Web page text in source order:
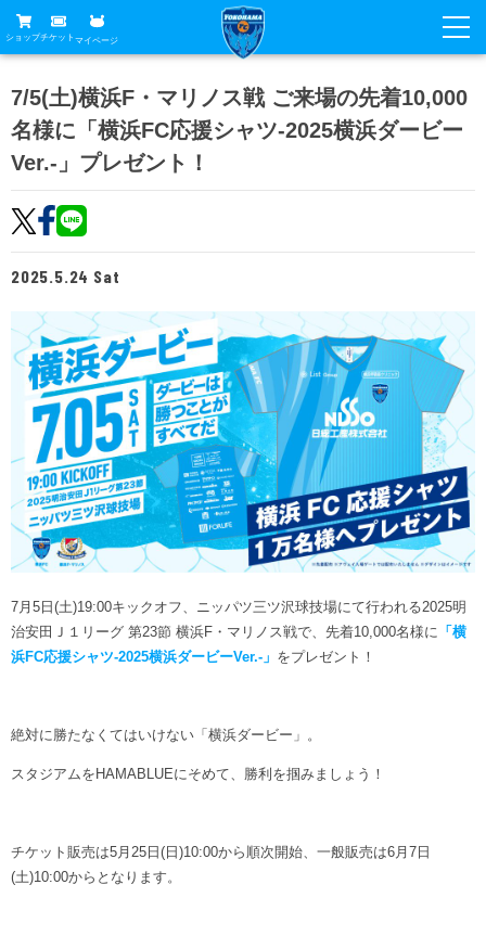
ショップチケット マイページ
グッズ
ホームタウン
トップチーム
試合
アカデミー
試合
試合日程
順位表
チケット
チケットガイド
席種・価格表
チケット購入方法
販売スケジュール
ニッパツシート
Buy Ticket Here
スケジュール
練習見学について
横浜FC観戦ガイド
試合会場アクセス
観戦ルール・マナー
クラブ
クラブ概要
フリ丸のページ
ヒストリー
サステナビリティ
横浜FCスポーツクラブ
ニッパツ横浜FCシーガルズ
ファン
横浜FC公式オンラインショップ
クラブメンバー
スタータークラブ
オリジナルビール
アカデミー
育成ビジョン
試合日程・結果
アカデミー選手
アカデミースタッフ
サッカースクール
チアスクール
パートナー
パートナー一覧
あしながドリーム基金
お問い合わせ
7/5(土)横浜F・マリノス戦 ご来場の先着10,000
名様に「横浜FC応援シャツ-2025横浜ダービー
Ver.-」プレゼント！
2025.5.24 Sat
7月5日(土)19:00キックオフ、ニッパツ三ツ沢球技場にて行われる2025明
治安田Ｊ１リーグ 第23節 横浜F・マリノス戦で、先着10,000名様に 「横
浜FC応援シャツ-2025横浜ダービーVer.-」 をプレゼント！
絶対に勝たなくてはいけない「横浜ダービー」。
スタジアムをHAMABLUEにそめて、勝利を掴みましょう！
チケット販売は5月25日(日)10:00から順次開始、一般販売は6月7日
(土)10:00からとなります。